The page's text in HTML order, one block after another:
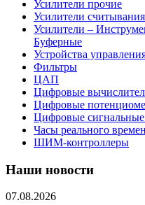
Усилители прочие
Усилители
Усилители –
Буферные
Устройства
Фильтры
ЦАП
Цифровые
Цифровые
Цифровые
Часы реального
ШИМ-контроллеры
Наши новости
07.08.2026